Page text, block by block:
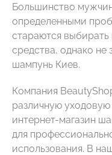
Большинство
определенными
стараются
средства, однако не
шампунь Киев.
Компания
различную
интернет-магазин
для
использования. В